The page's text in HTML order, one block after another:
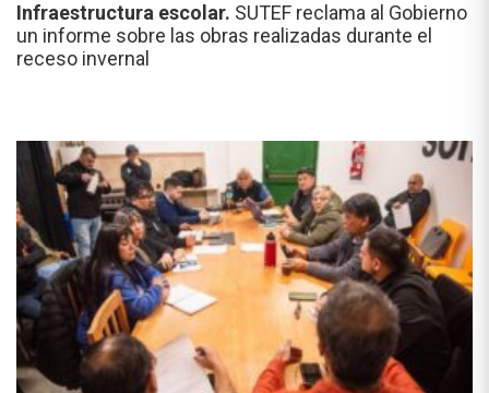
Infraestructura escolar. SUTEF reclama al Gobierno
un informe sobre las obras realizadas durante el
receso invernal